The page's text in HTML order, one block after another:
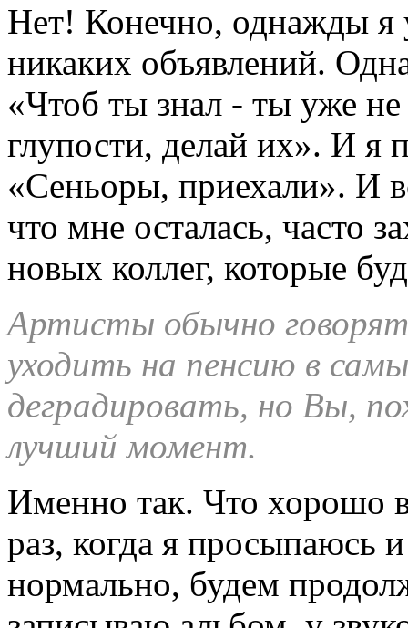
Нет! Конечно, однажды я
никаких объявлений.
«Чтоб ты знал - ты уже
глупости, делай их». И я
«Сеньоры, приехали». И
что мне осталась, часто
новых коллег, которые
Артисты обычно
уходить на пенсию в
деградировать, но Вы,
лучший момент.
Именно так. Что хорошо
раз, когда я просыпаюсь
нормально, будем